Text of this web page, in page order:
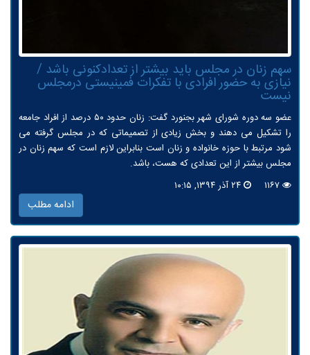
سهم زنان در مجلس باید بیشتر از تعدادكنونی باشد /
نیازی به حضور افرادی با تفكرات فمینیستی درمجلس
نیست
عضو سه دوره شورای شهر بجنورد گفت: زنان حدود ۵۰ درصد از افراد جامعه
را تشکیل می دهند و بخش زیادی از تصمیماتی که در مجلس گرفته می
شود مرتبط با حوزه خانواده و زنان است بنابراین لازم است که سهم زنان در
مجلس بیشتر از این تعدادی که هست، باشد.
ادامه مطلب